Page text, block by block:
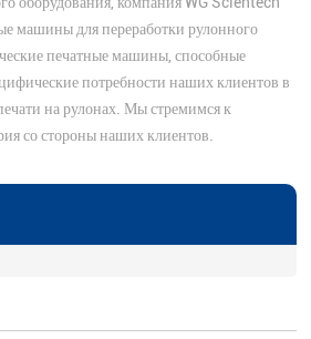
машины для переработки рулонного
печатные машины, способные
потребности наших клиентов в
на рулонах. Мы стремимся к
со стороны наших клиентов.